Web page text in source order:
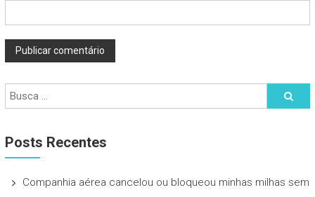
Posts Recentes
Companhia aérea cancelou ou bloqueou minhas milhas sem